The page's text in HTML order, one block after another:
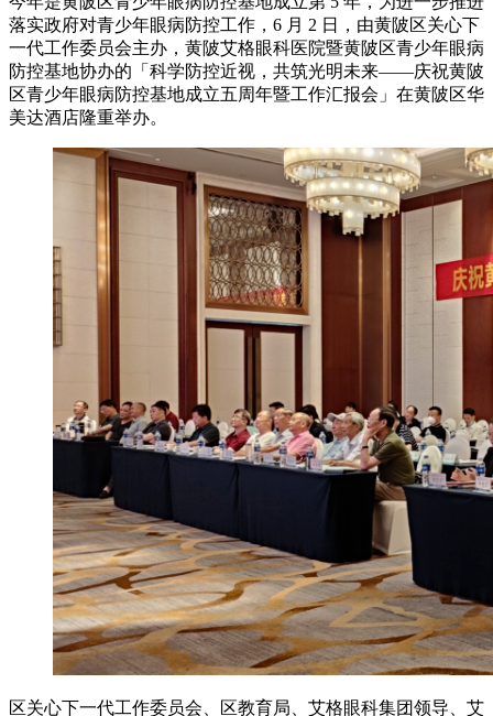
落实政府对青少年眼病防控工作，6 月 2 日，由黄陂区关心下
一代工作委员会主办，黄陂艾格眼科医院暨黄陂区青少年眼病
防控基地协办的「科学防控近视，共筑光明未来——庆祝黄陂
区青少年眼病防控基地成立五周年暨工作汇报会」在黄陂区华
美达酒店隆重举办。
区关心下一代工作委员会、区教育局、艾格眼科集团领导、艾